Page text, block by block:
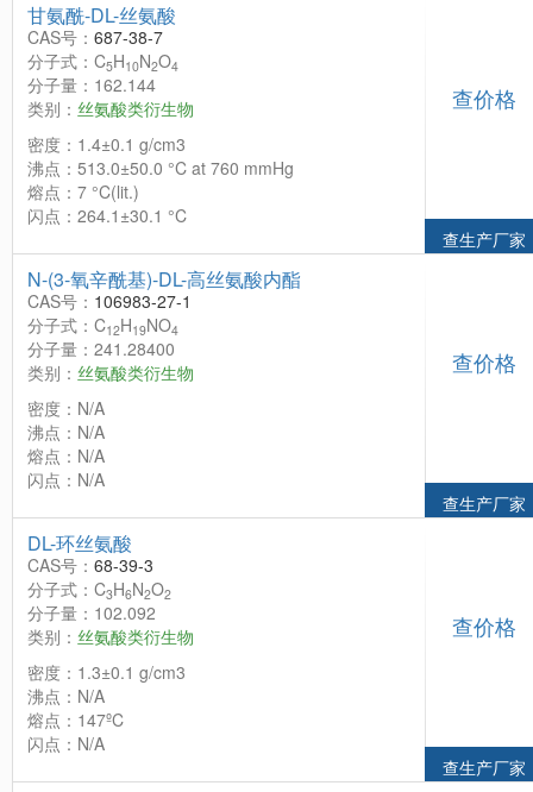
甘氨酰-DL-丝氨酸
CAS号： 687-38-7
分子式：C5H10N2O4
分子量：162.144
类别： 丝氨酸类衍生物
密度：1.4±0.1 g/cm3
沸点：513.0±50.0 °C at 760 mmHg
熔点：7 °C(lit.)
闪点：264.1±30.1 °C
查价格
查生产厂家
N-(3-氧辛酰基)-DL-高丝氨酸内酯
CAS号： 106983-27-1
分子式：C12H19NO4
分子量：241.28400
类别： 丝氨酸类衍生物
密度：N/A
沸点：N/A
熔点：N/A
闪点：N/A
查价格
查生产厂家
DL-环丝氨酸
CAS号： 68-39-3
分子式：C3H6N2O2
分子量：102.092
类别： 丝氨酸类衍生物
密度：1.3±0.1 g/cm3
沸点：N/A
熔点：147ºC
闪点：N/A
查价格
查生产厂家